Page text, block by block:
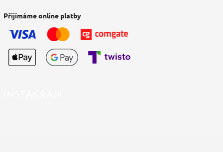
Přijímáme online platby